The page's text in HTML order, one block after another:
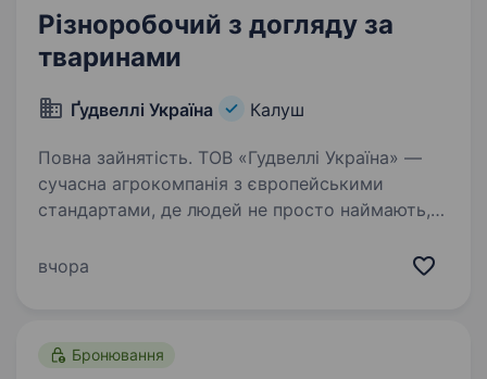
Різноробочий з догляду за
тваринами
Ґудвеллі Україна Калуш
Повна зайнятість. ТОВ «Гудвеллі Україна» —
сучасна агрокомпанія з європейськими
стандартами, де людей не просто наймають,
в команду на посаду: Працівник по догляду
вчора
Бронювання